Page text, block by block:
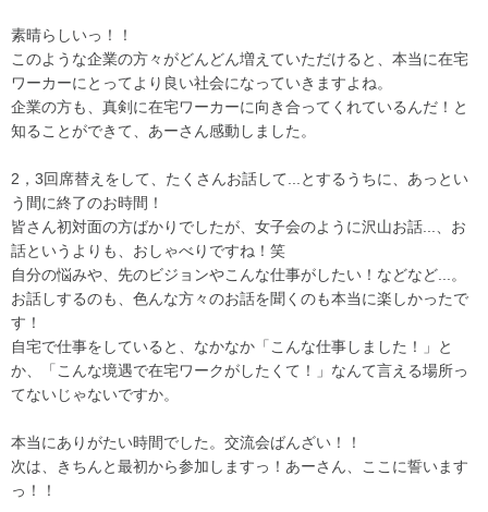
素晴らしいっ！！
このような企業の方々がどんどん増えていただけると、本当に在宅
ワーカーにとってより良い社会になっていきますよね。
企業の方も、真剣に在宅ワーカーに向き合ってくれているんだ！と
知ることができて、あーさん感動しました。
2，3回席替えをして、たくさんお話して...とするうちに、あっとい
う間に終了のお時間！
皆さん初対面の方ばかりでしたが、女子会のように沢山お話...、お
話というよりも、おしゃべりですね！笑
自分の悩みや、先のビジョンやこんな仕事がしたい！などなど...。
お話しするのも、色んな方々のお話を聞くのも本当に楽しかったで
す！
自宅で仕事をしていると、なかなか「こんな仕事しました！」と
か、「こんな境遇で在宅ワークがしたくて！」なんて言える場所っ
てないじゃないですか。
本当にありがたい時間でした。交流会ばんざい！！
次は、きちんと最初から参加しますっ！あーさん、ここに誓います
っ！！